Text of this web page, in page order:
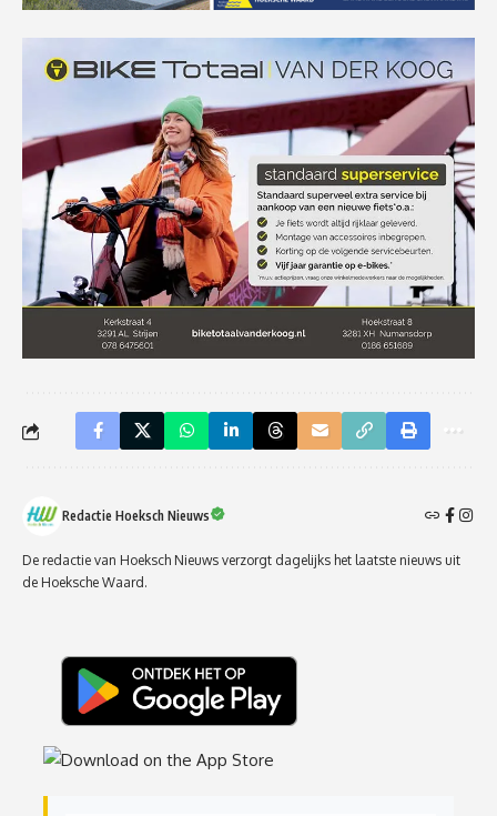
Redactie Hoeksch Nieuws
De redactie van Hoeksch Nieuws verzorgt dagelijks het laatste nieuws uit
de Hoeksche Waard.